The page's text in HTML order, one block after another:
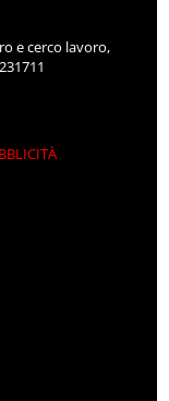
e cerco lavoro,